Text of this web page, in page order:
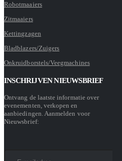
Robotmaaiers
Zitmaaiers
Kettingzagen
Bladblazers/Zuigers
Onkruidborstels/Veegmachines
INSCHRIJVEN NIEUWSBRIEF
Ontvang de laatste informatie over
evenementen, verkopen en
aanbiedingen. Aanmelden voor
Nieuwsbrief: